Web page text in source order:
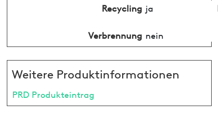
Recycling ja
Verbrennung nein
Weitere Produktinformationen
PRD Produkteintrag